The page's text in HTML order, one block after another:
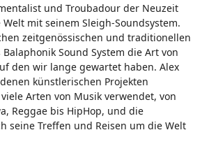
und Troubadour der Neuzeit
mit seinem Sleigh-Soundsystem.
zeitgenössischen und traditionellen
Sound System die Art von
den wir lange gewartet haben. Alex
künstlerischen Projekten
Arten von Musik verwendet, von
Reggae bis HipHop, und die
seine Treffen und Reisen um die Welt